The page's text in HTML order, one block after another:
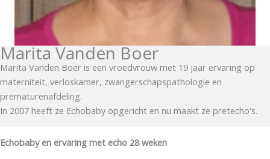
Marita Vanden Boer
Marita Vanden Boer is een vroedvrouw met 19 jaar ervaring op
materniteit, verloskamer, zwangerschapspathologie en
prematurenafdeling.
In 2007 heeft ze Echobaby opgericht en nu maakt ze pretecho's.
Echobaby en ervaring met echo 28 weken